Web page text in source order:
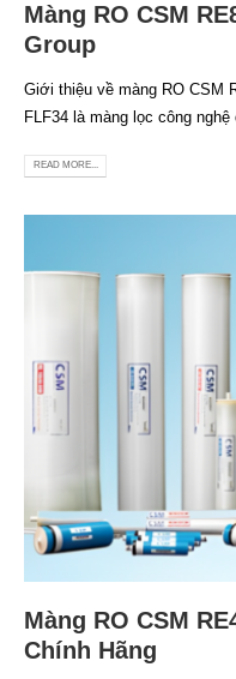
Màng RO CSM
Group
Giới thiệu về màng RO CSM
FLF34 là màng lọc công
READ MORE...
Màng RO CSM
Chính Hãng